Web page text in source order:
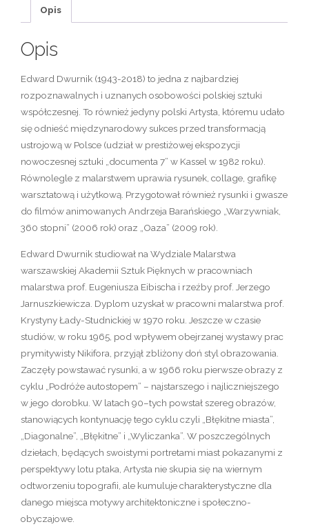
Opis
Opis
Edward Dwurnik (1943-2018) to jedna z najbardziej
rozpoznawalnych i uznanych osobowości polskiej sztuki
współczesnej. To również jedyny polski Artysta, któremu udało
się odnieść międzynarodowy sukces przed transformacją
ustrojową w Polsce (udział w prestiżowej ekspozycji
nowoczesnej sztuki „documenta 7” w Kassel w 1982 roku).
Równolegle z malarstwem uprawia rysunek, collage, grafikę
warsztatową i użytkową. Przygotował również rysunki i gwasze
do filmów animowanych Andrzeja Barańskiego „Warzywniak,
360 stopni” (2006 rok) oraz „Oaza” (2009 rok).
Edward Dwurnik studiował na Wydziale Malarstwa
warszawskiej Akademii Sztuk Pięknych w pracowniach
malarstwa prof. Eugeniusza Eibischa i rzeźby prof. Jerzego
Jarnuszkiewicza. Dyplom uzyskał w pracowni malarstwa prof.
Krystyny Łady-Studnickiej w 1970 roku. Jeszcze w czasie
studiów, w roku 1965, pod wpływem obejrzanej wystawy prac
prymitywisty Nikifora, przyjął zbliżony doń styl obrazowania.
Zaczęły powstawać rysunki, a w 1966 roku pierwsze obrazy z
cyklu „Podróże autostopem” – najstarszego i najliczniejszego
w jego dorobku. W latach 90–tych powstał szereg obrazów,
stanowiących kontynuację tego cyklu czyli „Błękitne miasta”,
„Diagonalne”, „Błękitne” i „Wyliczanka”. W poszczególnych
dziełach, będących swoistymi portretami miast pokazanymi z
perspektywy lotu ptaka, Artysta nie skupia się na wiernym
odtworzeniu topografii, ale kumuluje charakterystyczne dla
danego miejsca motywy architektoniczne i społeczno-
obyczajowe.